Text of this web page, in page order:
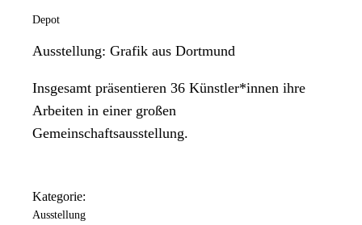
Depot
Ausstellung: Grafik aus Dortmund
Insgesamt präsentieren 36 Künstler*innen ihre
Arbeiten in einer großen
Gemeinschaftsausstellung.
Kategorie:
Ausstellung